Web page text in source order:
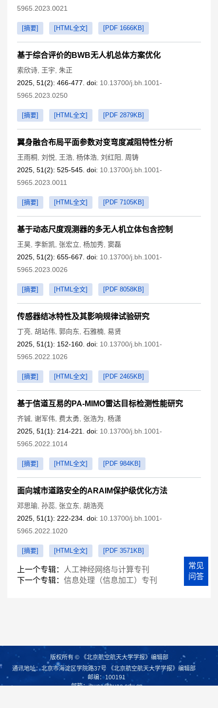
5965.2023.0021
[摘要] [HTML全文] [PDF 1666KB]
基于综合评价的BWB无人机总体方案优化
索欣诗 王宇 朱正
2025, 51(2): 466-477. doi: 10.13700/j.bh.1001-
5965.2023.0250
[摘要] [HTML全文] [PDF 2879KB]
翼身融合布局平面参数对变弯度减阻特性分析
王雨桐 刘悦 王浩 杨体浩 刘红阳
周铸
2025, 51(2): 525-545. doi: 10.13700/j.bh.1001-
5965.2023.0011
[摘要] [HTML全文] [PDF 7105KB]
基于动态尺度观测器的多无人机立体包含控制
王昊 李新凯 张宏立 杨加秀 窦磊
2025, 51(2): 655-667. doi: 10.13700/j.bh.1001-
5965.2023.0026
[摘要] [HTML全文] [PDF 8058KB]
传感器结冰特性及其影响规律试验研究
丁亮 胡站伟 郭向东 石雅楠 易贤
2025, 51(1): 152-160. doi: 10.13700/j.bh.1001-
5965.2022.1026
[摘要] [HTML全文] [PDF 2465KB]
基于信道互易的PA-MIMO雷达目标检测性能研究
齐铖 谢军伟 费太勇 张浩为 杨潇
2025, 51(1): 214-221. doi: 10.13700/j.bh.1001-
5965.2022.1014
[摘要] [HTML全文] [PDF 984KB]
面向城市道路安全的ARAIM保护级优化方法
邓思瑜 孙蕊 张立东 胡浩亮
2025, 51(1): 222-234. doi: 10.13700/j.bh.1001-
5965.2022.1020
[摘要] [HTML全文] [PDF 3571KB]
上一个专辑：
人工神经网络与计算专刊
下一个专辑： 信息处理（信息加工）专刊
常见
问答
版权所有 © 《北京航空航天大学学报》编辑部
通讯地址：北京市海淀区学院路37号 《北京航空航天大学学报》编辑部
邮编：100191
邮箱：jbuaa@buaa.edu.cn